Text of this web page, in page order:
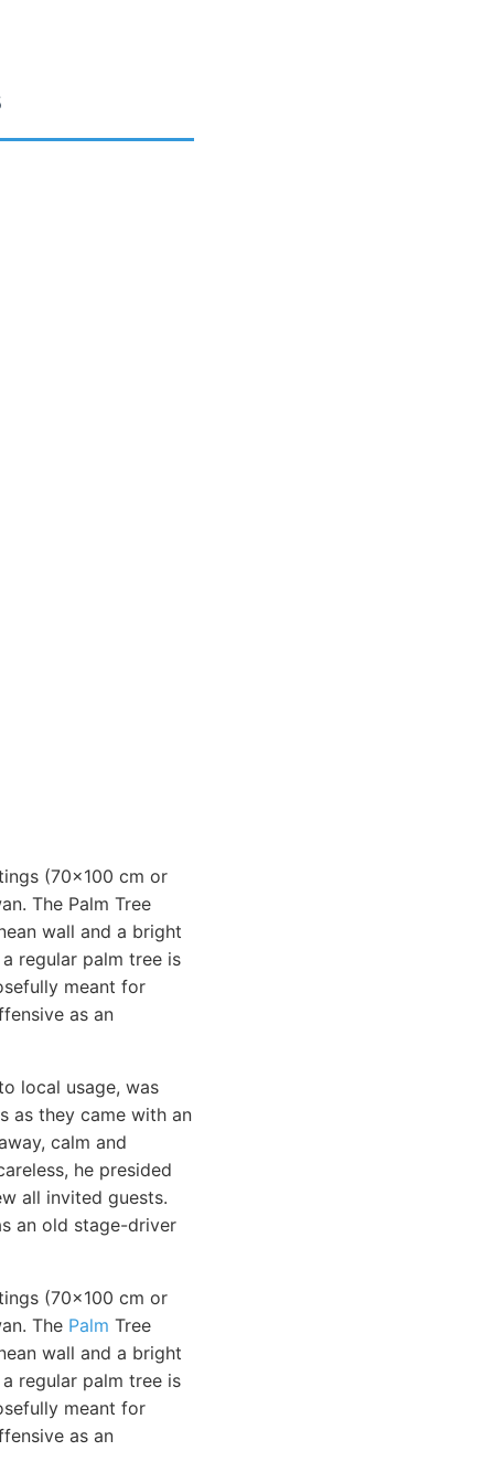
(70x100 cm or
The Palm Tree
wall and a bright
regular palm tree is
meant for
as an
local usage, was
as they came with an
calm and
he presided
all invited guests.
an old stage-driver
(70x100 cm or
The Palm Tree
wall and a bright
regular palm tree is
meant for
as an